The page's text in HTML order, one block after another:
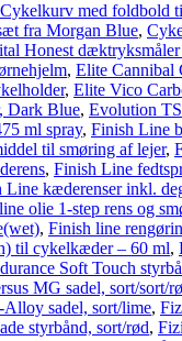
Cykelkurv med foldbold
fra Morgan Blue,
Honest
, Elite Cannibal
, Elite Vico
Dark Blue, Evolution
ml spray, Finish Line
til smøring af lejer,
, Finish Line
Line kæderenser inkl.
olie 1-step rens og
, Finish line
til cykelkæder – 60 ml,
Soft Touch
MG sadel, sort/sort/
sadel, sort/lime,
styrbånd, sort/rød,